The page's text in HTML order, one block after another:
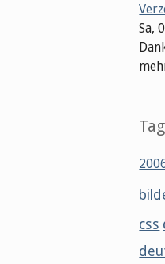
Sa,
css